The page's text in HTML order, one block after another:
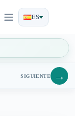
ES
SIGUIENTE →